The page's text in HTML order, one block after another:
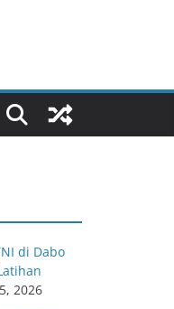
di Dabo
2026